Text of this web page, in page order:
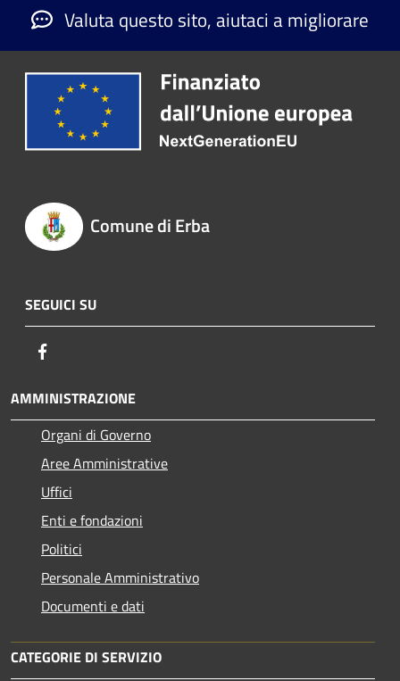
Valuta questo sito, aiutaci a migliorare
Comune di Erba
SEGUICI SU
AMMINISTRAZIONE
Organi di Governo
Aree Amministrative
Uffici
Enti e fondazioni
Politici
Personale Amministrativo
Documenti e dati
CATEGORIE DI SERVIZIO